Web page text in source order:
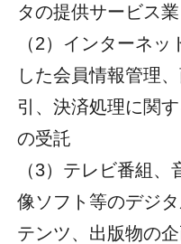
タの提供サービス業
（2）インターネッ
した会員情報管理
引、決済処理に関
の受託
（3）テレビ番組、
像ソフト等のデジ
テンツ、出版物の企